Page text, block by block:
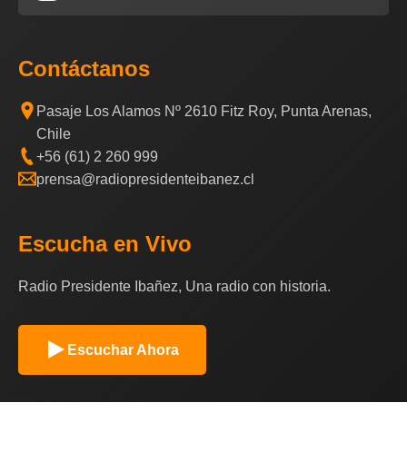
Contáctanos
Pasaje Los Alamos Nº 2610 Fitz Roy, Punta Arenas,
Chile
+56 (61) 2 260 999
prensa@radiopresidenteibanez.cl
Escucha en Vivo
Radio Presidente Ibañez, Una radio con historia.
Escuchar Ahora